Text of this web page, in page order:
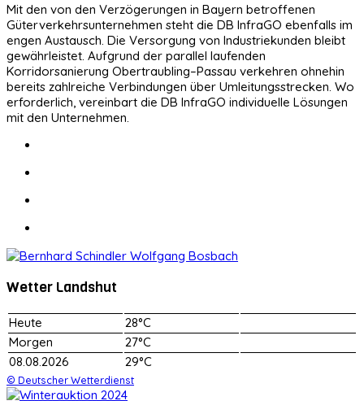
Mit den von den Verzögerungen in Bayern betroffenen
Güterverkehrsunternehmen steht die DB InfraGO ebenfalls im
engen Austausch. Die Versorgung von Industriekunden bleibt
gewährleistet. Aufgrund der parallel laufenden
Korridorsanierung Obertraubling–Passau verkehren ohnehin
bereits zahlreiche Verbindungen über Umleitungsstrecken. Wo
erforderlich, vereinbart die DB InfraGO individuelle Lösungen
mit den Unternehmen.
Wetter Landshut
Heute
28°C
Morgen
27°C
08.08.2026
29°C
© Deutscher Wetterdienst